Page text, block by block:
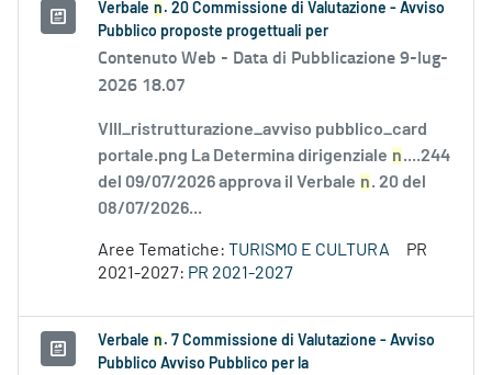
Verbale n . 20 Commissione di Valutazione - Avviso
Pubblico proposte progettuali per
Contenuto Web - Data di Pubblicazione 9-lug-
2026 18.07
VIII_ristrutturazione_avviso pubblico_card
portale.png La Determina dirigenziale n....244
del 09/07/2026 approva il Verbale n. 20 del
08/07/2026...
Aree Tematiche: TURISMO E CULTURA
PR
2021-2027: PR 2021-2027
Verbale n . 7 Commissione di Valutazione - Avviso
Pubblico Avviso Pubblico per la